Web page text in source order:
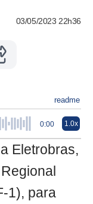
03/05/2023 22h36
readme
0:00 1.0x
Eletrobras,
1), para